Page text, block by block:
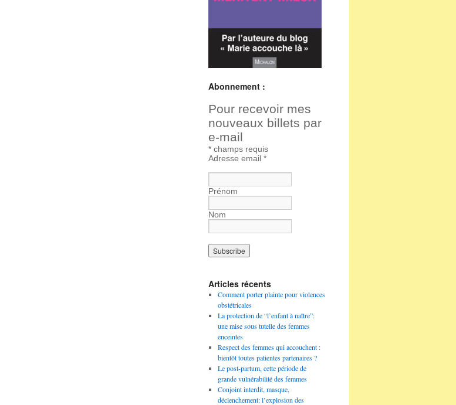
Abonnement :
Pour recevoir mes
nouveaux billets par
e-mail
* champs requis
Adresse email *
Prénom
Nom
Articles récents
Comment porter plainte pour violences
obstétricales
La protection de “l’enfant à naître”:
une mise sous tutelle des femmes
enceintes
Respect des femmes qui accouchent :
bientôt toutes patientes partenaires ?
Le post-partum, cette période de
grande vulnérabilité des femmes
Conjoint interdit, masque,
déclenchement: l’explosion des